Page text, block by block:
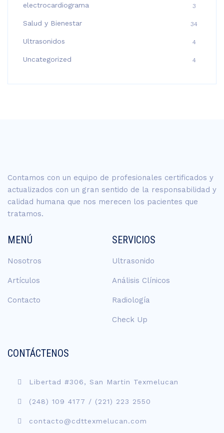
electrocardiograma 3
Salud y Bienestar 34
Ultrasonidos 4
Uncategorized 4
Contamos con un equipo de profesionales certificados y
actualizados con un gran sentido de la responsabilidad y
calidad humana que nos merecen los pacientes que
tratamos.
MENÚ
Nosotros
Artículos
Contacto
SERVICIOS
Ultrasonido
Análisis Clínicos
Radiología
Check Up
CONTÁCTENOS
Libertad #306, San Martin Texmelucan
(248) 109 4177 / (221) 223 2550
contacto@cdttexmelucan.com